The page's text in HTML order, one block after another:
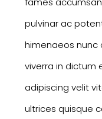
pulvinar ac
himenaeos
viverra in dictum
adipiscing velit
ultrices quisque